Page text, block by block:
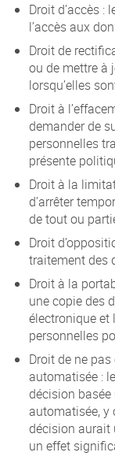
Droit d’accès :
l’accès aux
Droit de
ou de mettre à
lorsqu’elles
Droit à
demander de
personnelles
présente
Droit à la
d’arrêter
de tout ou
Droit
traitement des
Droit à la
une copie des
électronique et
personnelles
Droit de ne
automatisée :
décision
automatisée, y
décision aurait
un effet